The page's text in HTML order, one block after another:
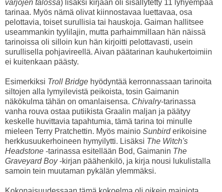
varjojen talossa) lisäksi kirjaan oli sisällytetty 11 lyhyempää
tarinaa. Myös nämä olivat kiinnostavaa luettavaa, osa
pelottavia, toiset surullisia tai hauskoja. Gaiman hallitsee
useammankin tyylilajin, mutta parhaimmillaan hän näissä
tarinoissa oli silloin kun hän kirjoitti pelottavasti, usein
surullisella pohjavireellä. Aivan päätarinan kauhukertoimiin
ei kuitenkaan päästy.
Esimerkiksi Troll Bridge hyödyntää kerronnassaan tarinoita
siltojen alla lymyilevistä peikoista, tosin Gaimanin
näkökulma tähän on omanlaisensa. Chivalry-tarinassa
vanha rouva ostaa putiikista Graalin maljan ja päätyy
keskelle huvittavia tapahtumia, tämä tarina toi minulle
mieleen Terry Pratchettin. Myös mainio Sunbirderikoisine
herkkusuukerhoineen hymyilytti. Lisäksi The Witch's
Headstone -tarinassa esitellään Bod, Gaimanin The
Graveyard Boy-kirjan päähenkilö, ja kirja nousi lukulistalla
samoin tein muutaman pykälän ylemmäksi.